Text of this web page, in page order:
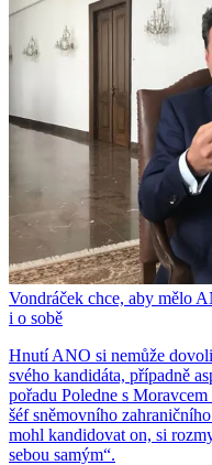
Vondráček chce, aby mělo
i o sobě
Hnutí ANO si nemůže
svého kandidáta, případně
pořadu Poledne s
šéf sněmovního
mohl kandidovat on, si
sebou samým“.